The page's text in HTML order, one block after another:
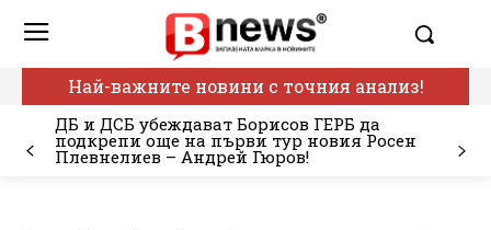
Най-важните новини с точния анализ!
ДБ и ДСБ убеждават Борисов ГЕРБ да
подкрепи още на първи тур новия Росен
Плевнелиев – Андрей Гюров!